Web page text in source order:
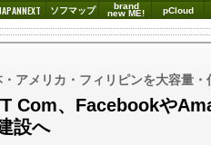
ソフマップ brand
new ME! pCloud
・アメリカ・フィリピンを大容量・
Com、Facebookや
設へ